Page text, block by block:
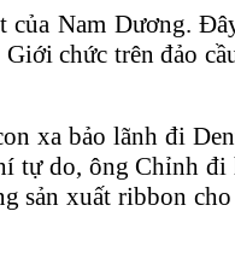
Nam Dương.
chức trên đảo
xa bảo lãnh đi
tự do, ông Chỉnh
sản xuất ribbon